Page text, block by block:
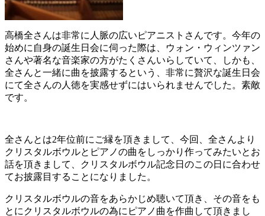
高橋全さんは非常に人脈の広いピアニストさんです。今年の
始めに自身の誕生日会に伺った際は、ウォン・ウィンツァン
さんや著名な音楽家の方がたくさんいらしていて、しかも、
全さんと一緒に曲を披露するという、非常に贅沢な誕生日会
にて全さんの人徳を実感せずにはいられませんでした。素敵
です。
全さんとは2年位前にご縁を頂きまして、今回、全さんより
クリスタルボウルとピアノの曲をしっかり作ってみたいとお
話を頂きまして、クリスタルボウル記念日のこの日に合わせ
てお披露目することになりました。
クリスタルボウルの音をあらかじめ聴いて頂き、その音をも
とにクリスタルボウルの為にピアノ曲を作曲して頂きまし